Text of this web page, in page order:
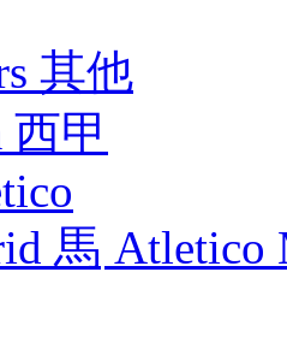
其他
西甲
Atletico